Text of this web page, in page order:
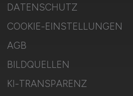
DATENSCHUTZ
COOKIE-EINSTELLUNGEN
AGB
BILDQUELLEN
KI-TRANSPARENZ